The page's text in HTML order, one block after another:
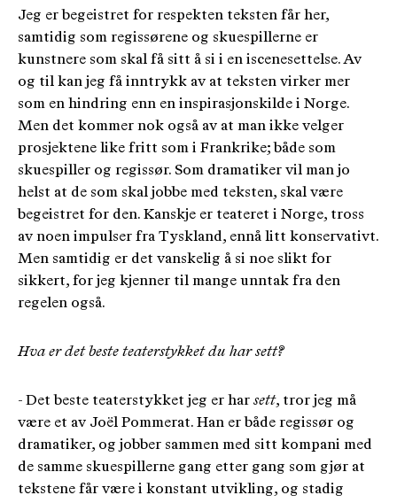
Jeg er begeistret for respekten teksten får her,
samtidig som regissørene og skuespillerne er
kunstnere som skal få sitt å si i en iscenesettelse. Av
og til kan jeg få inntrykk av at teksten virker mer
som en hindring enn en inspirasjonskilde i Norge.
Men det kommer nok også av at man ikke velger
prosjektene like fritt som i Frankrike; både som
skuespiller og regissør. Som dramatiker vil man jo
helst at de som skal jobbe med teksten, skal være
begeistret for den. Kanskje er teateret i Norge, tross
av noen impulser fra Tyskland, ennå litt konservativt.
Men samtidig er det vanskelig å si noe slikt for
sikkert, for jeg kjenner til mange unntak fra den
regelen også.
Hva er det beste teaterstykket du har sett?
- Det beste teaterstykket jeg er har sett, tror jeg må
være et av Joël Pommerat. Han er både regissør og
dramatiker, og jobber sammen med sitt kompani med
de samme skuespillerne gang etter gang som gjør at
tekstene får være i konstant utvikling, og stadig